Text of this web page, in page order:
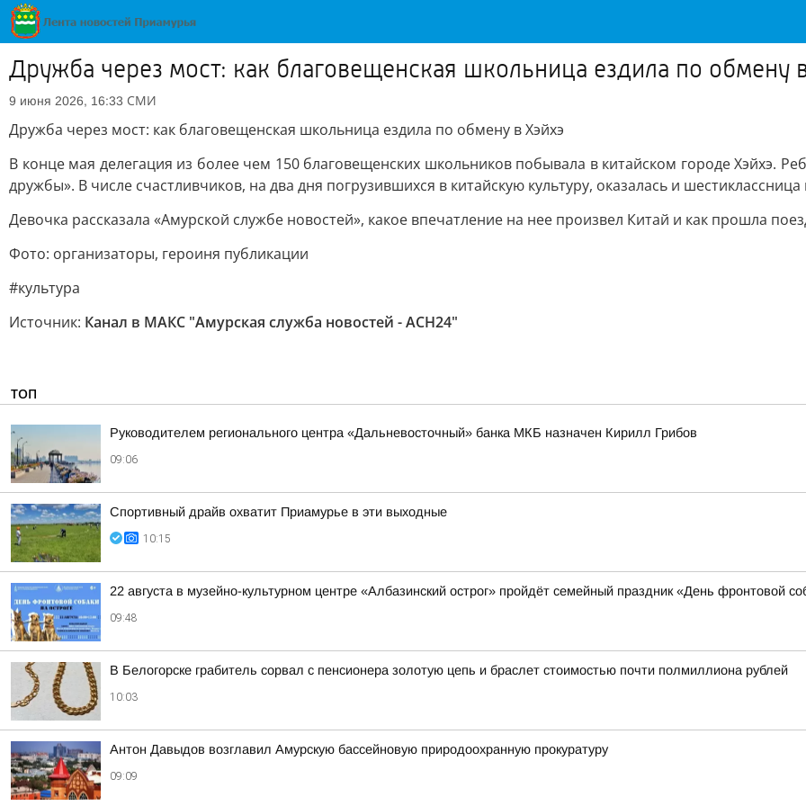
Дружба через мост: как благовещенская школьница ездила по обмену
9 июня 2026, 16:33 СМИ
Дружба через мост: как благовещенская школьница ездила по обмену в Хэйхэ
В конце мая делегация из более чем 150 благовещенских школьников побывала в китайском городе Хэйхэ.
дружбы». В числе счастливчиков, на два дня погрузившихся в китайскую культуру, оказалась и
Девочка рассказала «Амурской службе новостей», какое впечатление на нее произвел Китай и как прошла
Фото: организаторы, героиня публикации
#культура
Источник: Канал в МАКС "Амурская служба новостей - АСН24"
ТОП
Руководителем регионального центра «Дальневосточный» банка МКБ назначен Кирилл Грибов
09:06
Спортивный драйв охватит Приамурье в эти выходные
10:15
22 августа в музейно-культурном центре «Албазинский острог» пройдёт семейный праздник «День фронтовой
09:48
В Белогорске грабитель сорвал с пенсионера золотую цепь и браслет стоимостью почти полмиллиона рублей
10:03
Антон Давыдов возглавил Амурскую бассейновую природоохранную прокуратуру
09:09